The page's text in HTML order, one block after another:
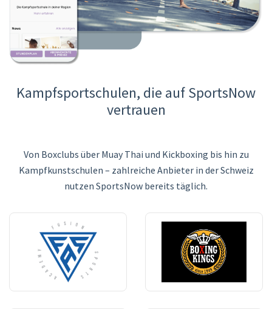
Kampfsportschulen, die auf SportsNow
vertrauen
Von Boxclubs über Muay Thai und Kickboxing bis hin zu
Kampfkunstschulen – zahlreiche Anbieter in der Schweiz
nutzen SportsNow bereits täglich.